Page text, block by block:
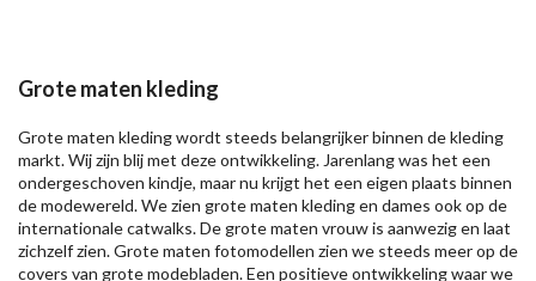
Grote maten kleding
Grote maten kleding wordt steeds belangrijker binnen de kleding
markt. Wij zijn blij met deze ontwikkeling. Jarenlang was het een
ondergeschoven kindje, maar nu krijgt het een eigen plaats binnen
de modewereld. We zien grote maten kleding en dames ook op de
internationale catwalks. De grote maten vrouw is aanwezig en laat
zichzelf zien. Grote maten fotomodellen zien we steeds meer op de
covers van grote modebladen. Een positieve ontwikkeling waar we